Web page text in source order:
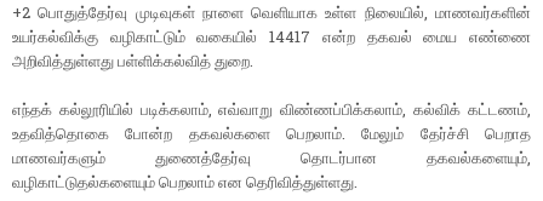
+2 பொதுத்தேர்வு முடிவுகள் நாளை வெளியாக உள்ள நிலையில், மாணவர்களின்
உயர்கல்விக்கு வழிகாட்டும் வகையில் 14417 என்ற தகவல் மைய எண்ணை
அறிவித்துள்ளது பள்ளிக்கல்வித் துறை.
எந்தக் கல்லூரியில் படிக்கலாம், எவ்வாறு விண்ணப்பிக்கலாம், கல்விக் கட்டணம்,
உதவித்தொகை போன்ற தகவல்களை பெறலாம். மேலும் தேர்ச்சி பெறாத
மாணவர்களும் துணைத்தேர்வு தொடர்பான தகவல்களையும்,
வழிகாட்டுதல்களையும் பெறலாம் என தெரிவித்துள்ளது.